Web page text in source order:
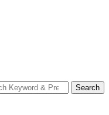
Search